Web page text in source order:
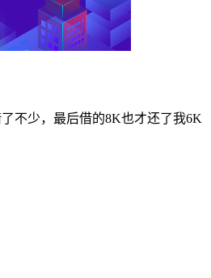
不少，最后借的8K也才还了我6K